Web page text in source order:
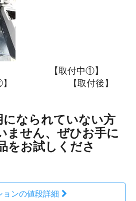
【取付中①】
【取付後】
になられていない方
ません、ぜひお手に
をお試しくださ
ョンの値段詳細